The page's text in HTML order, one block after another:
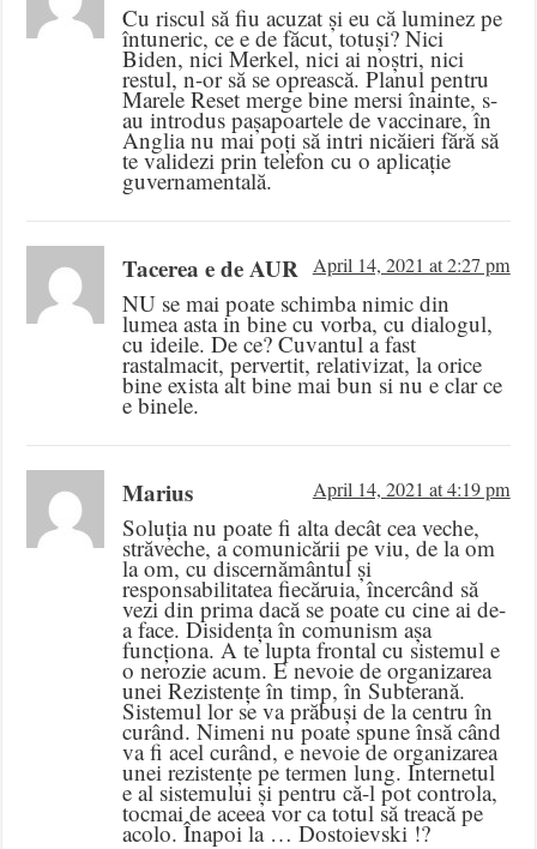
Cu riscul să fiu acuzat și eu că luminez pe
întuneric, ce e de făcut, totuși? Nici
Biden, nici Merkel, nici ai noștri, nici
restul, n-or să se oprească. Planul pentru
Marele Reset merge bine mersi înainte, s-
au introdus pașapoartele de vaccinare, în
Anglia nu mai poți să intri nicăieri fără să
te validezi prin telefon cu o aplicație
guvernamentală.
Tacerea e de AUR April 14, 2021 at 2:27 pm
NU se mai poate schimba nimic din
lumea asta in bine cu vorba, cu dialogul,
cu ideile. De ce? Cuvantul a fast
rastalmacit, pervertit, relativizat, la orice
bine exista alt bine mai bun si nu e clar ce
e binele.
Marius April 14, 2021 at 4:19 pm
Soluția nu poate fi alta decât cea veche,
străveche, a comunicării pe viu, de la om
la om, cu discernământul și
responsabilitatea fiecăruia, încercând să
vezi din prima dacă se poate cu cine ai de-
a face. Disidența în comunism așa
funcționa. A te lupta frontal cu sistemul e
o nerozie acum. E nevoie de organizarea
unei Rezistențe în timp, în Subterană.
Sistemul lor se va prăbuși de la centru în
curând. Nimeni nu poate spune însă când
va fi acel curând, e nevoie de organizarea
unei rezistențe pe termen lung. Internetul
e al sistemului și pentru că-l pot controla,
tocmai de aceea vor ca totul să treacă pe
acolo. Înapoi la … Dostoievski !?